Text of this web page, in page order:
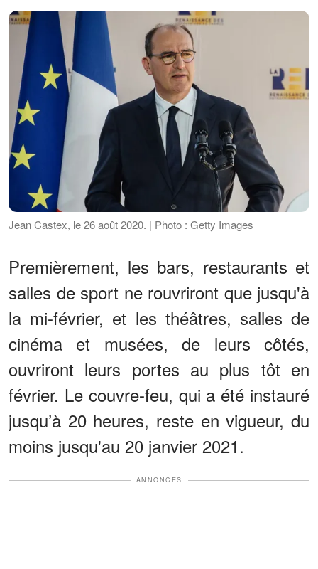
Jean Castex, le 26 août 2020. | Photo : Getty Images
Premièrement, les bars, restaurants et
salles de sport ne rouvriront que jusqu'à
la mi-février, et les théâtres, salles de
cinéma et musées, de leurs côtés,
ouvriront leurs portes au plus tôt en
février. Le couvre-feu, qui a été instauré
jusqu’à 20 heures, reste en vigueur, du
moins jusqu'au 20 janvier 2021.
ANNONCES